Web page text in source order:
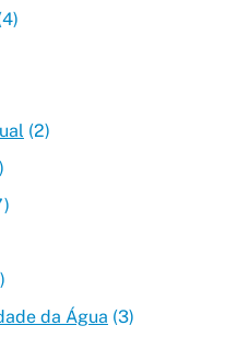
(2)
da Água (3)